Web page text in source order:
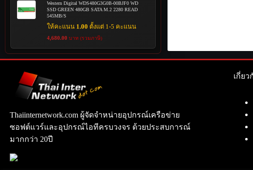
Western Digital WDS480G3G0B-00BJF0 WD
SSD GREEN 480GB SATA M.2 2280 READ
545MB/S
ให้คะแนน 1.00 ตั้งแต่ 1-5 คะแนน
4,680.00 บาท (รวมภาษี)
Thaiinternetwork.com ผู้จัดจำหน่ายอุปกรณ์เครือข่าย
ซอฟต์แวร์และอุปกรณ์ไอทีครบวงจร ด้วยประสบการณ์
มากกว่า 20ปี
เกี่ยว